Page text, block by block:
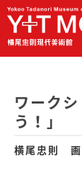
横尾忠則 画
ワーク
う！」